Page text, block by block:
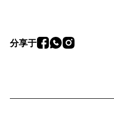
分享于